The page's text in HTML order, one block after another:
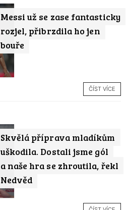
Messi už se zase fantasticky
rozjel, přibrzdila ho jen
bouře
ČÍST VÍCE
Skvělá příprava mladíkům
uškodila. Dostali jsme gól
a naše hra se zhroutila, řekl
Nedvěd